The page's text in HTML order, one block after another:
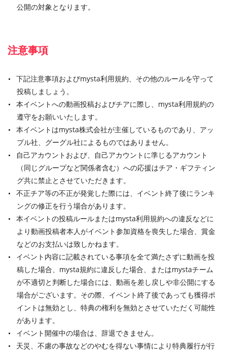
公開の対象となります。
注意事項
下記注意事項およびmysta利用規約、その他のルールを守って
投稿しましょう。
本イベントへの動画投稿およびチアに際し、mysta利用規約の
遵守をお願いいたします。
本イベントはmysta株式会社が主催しているものであり、アッ
プル社、グーグル社によるものではありません。
自己アカウントおよび、自己アカウントに準じるアカウント
（同じグループなど関係者含む）への応援はチア・ギフティン
グ共に禁止とさせていただきます。
不正チア等の不正が発覚した際には、イベント終了後にランキ
ングの修正を行う場合があります。
本イベントの投稿ルールまたはmysta利用規約への違反などに
より動画投稿者本人がイベント参加資格を喪失した場合、賞金
などのお支払いは致しかねます。
イベント内容に記載されている事項を全て満たさずに動画を投
稿した場合、mysta規約に違反した場合、またはmystaチーム
が不適切と判断した場合には、動画を差し戻しや非公開にする
場合がございます。その際、イベント終了後であっても獲得ポ
イントは無効とし、特典の権利を無効とさせていただく可能性
があります。
イベント開催中の場合は、辞退できません。
天災、不慮の事故などのやむを得ない事情により特典履行が行